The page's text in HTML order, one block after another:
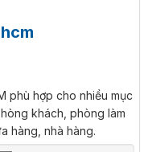
phù hợp cho nhiều mục
khách, phòng làm
hàng, nhà hàng.